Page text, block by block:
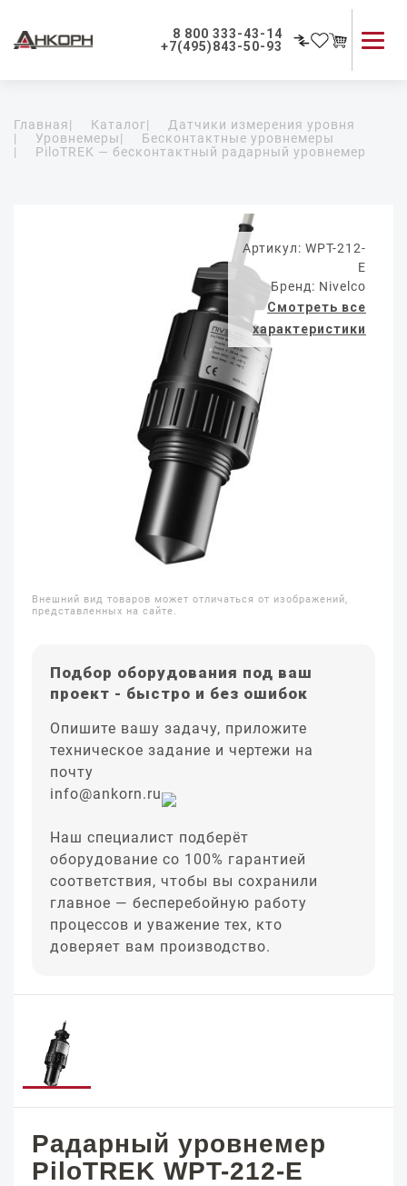
8 800 333-43-14
+7(495)843-50-93
Применение приборов
Как мы работаем
Главная| Каталог|
Датчики измерения уровня
|
Уровнемеры|
Бесконтактные уровнемеры
|
PiloTREK — бесконтактный радарный уровнемер
Артикул: WPT-212-
E
Бренд: Nivelco
Смотреть все
характеристики
Внешний вид товаров может отличаться от изображений,
представленных на сайте.
Подбор оборудования под ваш
проект - быстро и без ошибок
Опишите вашу задачу, приложите
техническое задание и чертежи на
почту
info@ankorn.ru
Наш специалист подберёт
оборудование со 100% гарантией
соответствия, чтобы вы сохранили
главное — бесперебойную работу
процессов и уважение тех, кто
доверяет вам производство.
Радарный уровнемер
PiloTREK WPT-212-E